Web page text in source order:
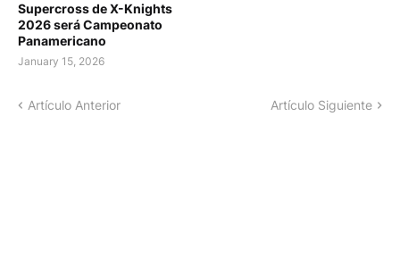
Supercross de X-Knights
2026 será Campeonato
Panamericano
January 15, 2026
Artículo Anterior Artículo Siguiente